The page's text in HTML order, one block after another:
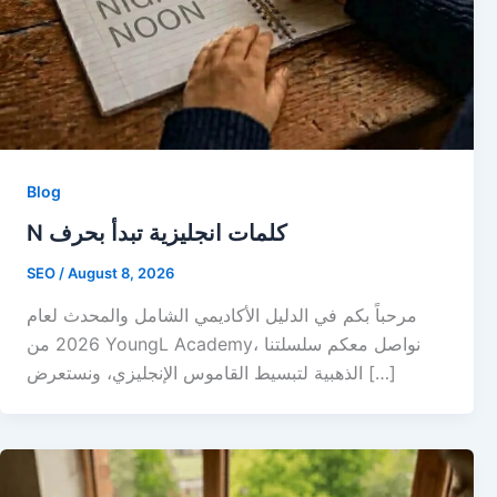
Blog
N كلمات انجليزية تبدأ بحرف
SEO/August 8, 2026
مرحباً بكم في الدليل الأكاديمي الشامل والمحدث لعام
2026 من YoungL Academy، نواصل معكم سلسلتنا
الذهبية لتبسيط القاموس الإنجليزي، ونستعرض […]